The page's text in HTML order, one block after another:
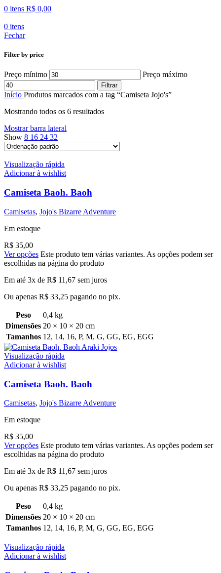
0 itens R$ 0,00
0 itens
Fechar
Filter by price
Preço mínimo Preço máximo
Filtrar
Início Produtos marcados com a tag “Camiseta Jojo's”
Mostrando todos os 6 resultados
Mostrar barra lateral
Show 8 16 24 32
Visualização rápida
Adicionar à wishlist
Camiseta Baoh. Baoh
Camisetas, Jojo's Bizarre Adventure
Em estoque
R$ 35,00
Ver opções Este produto tem várias variantes. As opções podem ser
escolhidas na página do produto
Em até 3x de R$ 11,67 sem juros
Ou apenas R$ 33,25 pagando no pix.
Peso
0,4 kg
Dimensões 20 × 10 × 20 cm
Tamanhos 12, 14, 16, P, M, G, GG, EG, EGG
Visualização rápida
Adicionar à wishlist
Camiseta Baoh. Baoh
Camisetas, Jojo's Bizarre Adventure
Em estoque
R$ 35,00
Ver opções Este produto tem várias variantes. As opções podem ser
escolhidas na página do produto
Em até 3x de R$ 11,67 sem juros
Ou apenas R$ 33,25 pagando no pix.
Peso
0,4 kg
Dimensões 20 × 10 × 20 cm
Tamanhos 12, 14, 16, P, M, G, GG, EG, EGG
Visualização rápida
Adicionar à wishlist